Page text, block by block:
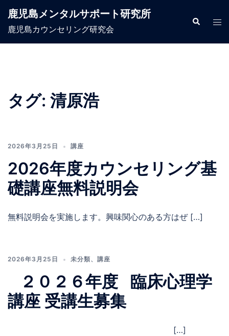
ン
鹿児島メンタルサポート研究所
鹿児島カウンセリング研究会
検
索
ト
タグ: 清原浩
2026年3月25日 講座
2026年度カウンセリング基
礎講座無料説明会
無料説明会を実施します。興味関心のある方はぜ […]
2026年3月25日 未分類、 講座
２０２６年度 臨床心理学
講座 受講生募集
[…]